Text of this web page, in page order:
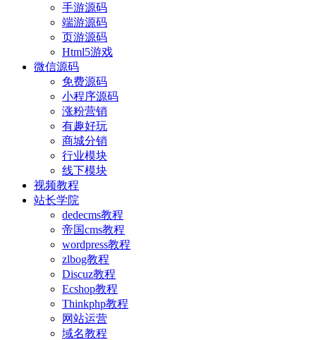
手游源码
端游源码
页游源码
Html5游戏
微信源码
免费源码
小程序源码
涨粉营销
有趣好玩
商城分销
行业模块
线下模块
视频教程
站长学院
dedecms教程
帝国cms教程
wordpress教程
zlbog教程
Discuz教程
Ecshop教程
Thinkphp教程
网站运营
域名教程